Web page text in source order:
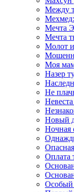
Между
Мехмед:
Мечта
Мечта
Молот и
Моя
Назер
Не
Новый
Ночная
Оплата
Особый